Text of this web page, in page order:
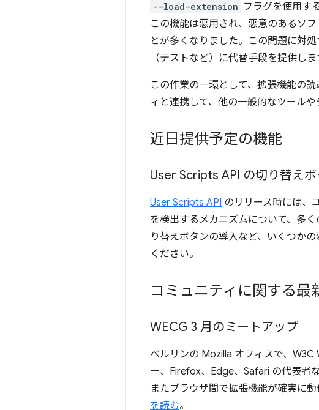
--load-extension フラグを使用す
この機能は悪用され、悪意のあるソ
とが多くなりました。この問題に対
（テストなど）に代替手段を提供しま
この作業の一環として、拡張機能の
ィと連携して、他の一般的なツール
近日提供予定の機能
User Scripts API の切り替え
User Scripts API のリリース時には、
を検出するメカニズムについて、多
り替えボタンの導入など、いくつか
ください。
コミュニティに関する最
WECG 3 月のミートアップ
ベルリンの Mozilla オフィスで、
ー、Firefox、Edge、Safari の代表者
またブラウザ間で拡張機能が確実に
を読む。